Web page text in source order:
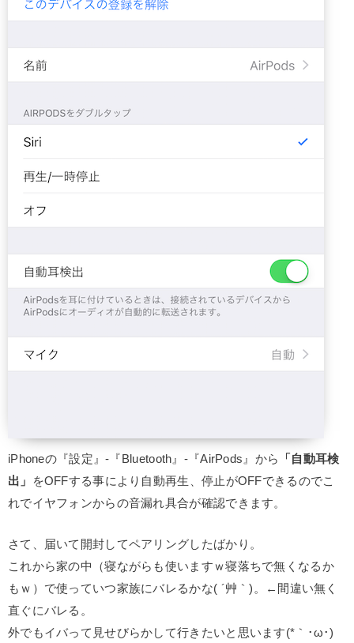
iPhoneの『設定』-『Bluetooth』-『AirPods』から
「自動耳検
出」
をOFFする事により自動再生、停止がOFFできるのでこ
れでイヤフォンからの音漏れ具合が確認できます。
さて、届いて開封してペアリングしたばかり。
これから家の中（寝ながらも使いますｗ寝落ちで無くなるか
もｗ）で使っていつ家族にバレるかな( ´艸｀)。←間違い無く
直ぐにバレる。
外でもイバって見せびらかして行きたいと思います(*｀･ω･)ゞ